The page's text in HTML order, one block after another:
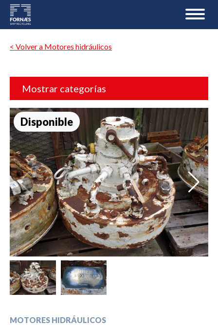
< Volver a Motores hidráulicos
Mostrar categorías
Disponible
MOTORES HIDRÁULICOS